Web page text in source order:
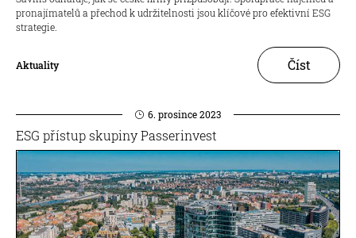
pronajímatelů a přechod k udržitelnosti jsou klíčové pro efektivní ESG
strategie.
Aktuality Číst
6. prosince 2023
ESG přístup skupiny Passerinvest